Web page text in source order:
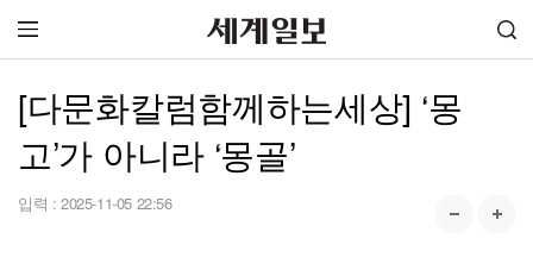
[다문화칼럼함께하는세상] ‘몽
고’가 아니라 ‘몽골’
입력 : 2025-11-05 22:56